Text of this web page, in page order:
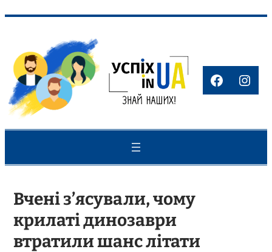
вмісту
Вчені з’ясували, чому
крилаті динозаври
втратили шанс літати